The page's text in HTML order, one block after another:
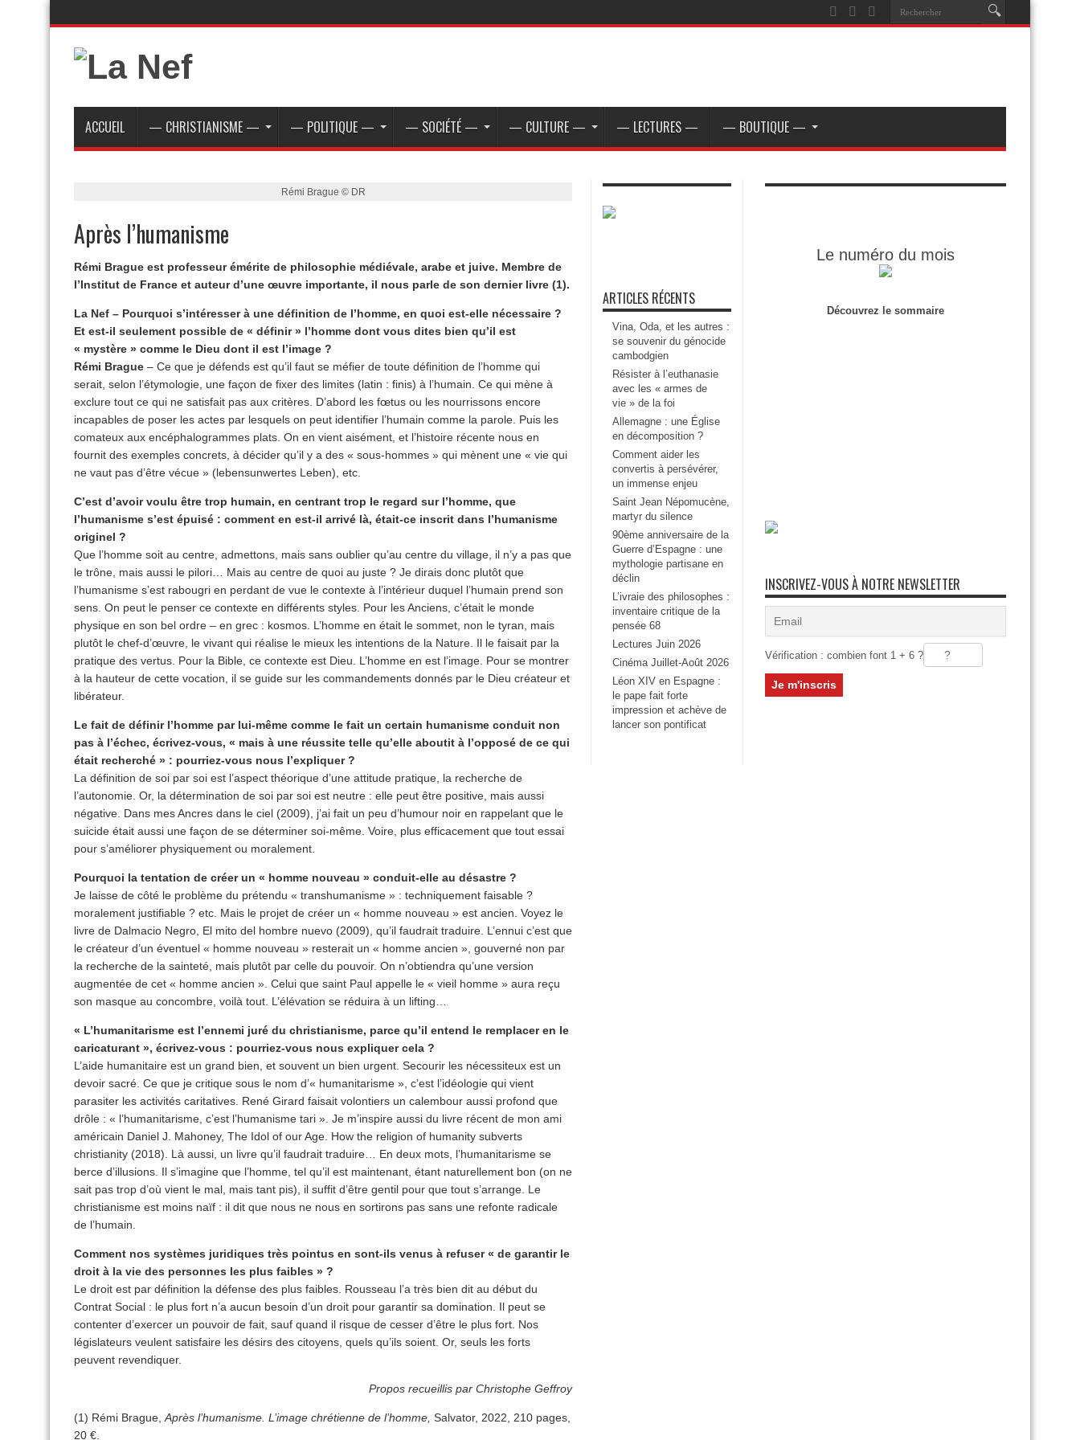
ACCUEIL — CHRISTIANISME — — POLITIQUE — — SOCIÉTÉ — — CULTURE — — LECTURES — — BOUTIQUE —
Rémi Brague © DR
Après l’humanisme
Rémi Brague est professeur émérite de philosophie médiévale, arabe et juive. Membre de
l’Institut de France et auteur d’une œuvre importante, il nous parle de son dernier livre (1).
La Nef – Pourquoi s’intéresser à une définition de l’homme, en quoi est-elle nécessaire ?
Et est-il seulement possible de « définir » l’homme dont vous dites bien qu’il est
« mystère » comme le Dieu dont il est l’image ?
Rémi Brague – Ce que je défends est qu’il faut se méfier de toute définition de l’homme qui
serait, selon l’étymologie, une façon de fixer des limites (latin : finis) à l’humain. Ce qui mène à
exclure tout ce qui ne satisfait pas aux critères. D’abord les fœtus ou les nourrissons encore
incapables de poser les actes par lesquels on peut identifier l’humain comme la parole. Puis les
comateux aux encéphalogrammes plats. On en vient aisément, et l’histoire récente nous en
fournit des exemples concrets, à décider qu’il y a des « sous-hommes » qui mènent une « vie qui
ne vaut pas d’être vécue » (lebensunwertes Leben), etc.
C’est d’avoir voulu être trop humain, en centrant trop le regard sur l’homme, que
l’humanisme s’est épuisé : comment en est-il arrivé là, était-ce inscrit dans l’humanisme
originel ?
Que l’homme soit au centre, admettons, mais sans oublier qu’au centre du village, il n’y a pas que
le trône, mais aussi le pilori… Mais au centre de quoi au juste ? Je dirais donc plutôt que
l’humanisme s’est rabougri en perdant de vue le contexte à l’intérieur duquel l’humain prend son
sens. On peut le penser ce contexte en différents styles. Pour les Anciens, c’était le monde
physique en son bel ordre – en grec : kosmos. L’homme en était le sommet, non le tyran, mais
plutôt le chef-d’œuvre, le vivant qui réalise le mieux les intentions de la Nature. Il le faisait par la
pratique des vertus. Pour la Bible, ce contexte est Dieu. L’homme en est l’image. Pour se montrer
à la hauteur de cette vocation, il se guide sur les commandements donnés par le Dieu créateur et
libérateur.
Le fait de définir l’homme par lui-même comme le fait un certain humanisme conduit non
pas à l’échec, écrivez-vous, « mais à une réussite telle qu’elle aboutit à l’opposé de ce qui
était recherché » : pourriez-vous nous l’expliquer ?
La définition de soi par soi est l’aspect théorique d’une attitude pratique, la recherche de
l’autonomie. Or, la détermination de soi par soi est neutre : elle peut être positive, mais aussi
négative. Dans mes Ancres dans le ciel (2009), j’ai fait un peu d’humour noir en rappelant que le
suicide était aussi une façon de se déterminer soi-même. Voire, plus efficacement que tout essai
pour s’améliorer physiquement ou moralement.
Pourquoi la tentation de créer un « homme nouveau » conduit-elle au désastre ?
Je laisse de côté le problème du prétendu « transhumanisme » : techniquement faisable ?
moralement justifiable ? etc. Mais le projet de créer un « homme nouveau » est ancien. Voyez le
livre de Dalmacio Negro, El mito del hombre nuevo (2009), qu’il faudrait traduire. L’ennui c’est que
le créateur d’un éventuel « homme nouveau » resterait un « homme ancien », gouverné non par
la recherche de la sainteté, mais plutôt par celle du pouvoir. On n’obtiendra qu’une version
augmentée de cet « homme ancien ». Celui que saint Paul appelle le « vieil homme » aura reçu
son masque au concombre, voilà tout. L’élévation se réduira à un lifting…
« L’humanitarisme est l’ennemi juré du christianisme, parce qu’il entend le remplacer en le
caricaturant », écrivez-vous : pourriez-vous nous expliquer cela ?
L’aide humanitaire est un grand bien, et souvent un bien urgent. Secourir les nécessiteux est un
devoir sacré. Ce que je critique sous le nom d’« humanitarisme », c’est l’idéologie qui vient
parasiter les activités caritatives. René Girard faisait volontiers un calembour aussi profond que
drôle : « l’humanitarisme, c’est l’humanisme tari ». Je m’inspire aussi du livre récent de mon ami
américain Daniel J. Mahoney, The Idol of our Age. How the religion of humanity subverts
christianity (2018). Là aussi, un livre qu’il faudrait traduire… En deux mots, l’humanitarisme se
berce d’illusions. Il s’imagine que l’homme, tel qu’il est maintenant, étant naturellement bon (on ne
sait pas trop d’où vient le mal, mais tant pis), il suffit d’être gentil pour que tout s’arrange. Le
christianisme est moins naïf : il dit que nous ne nous en sortirons pas sans une refonte radicale
de l’humain.
Comment nos systèmes juridiques très pointus en sont-ils venus à refuser « de garantir le
droit à la vie des personnes les plus faibles » ?
Le droit est par définition la défense des plus faibles. Rousseau l’a très bien dit au début du
Contrat Social : le plus fort n’a aucun besoin d’un droit pour garantir sa domination. Il peut se
contenter d’exercer un pouvoir de fait, sauf quand il risque de cesser d’être le plus fort. Nos
législateurs veulent satisfaire les désirs des citoyens, quels qu’ils soient. Or, seuls les forts
peuvent revendiquer.
Propos recueillis par Christophe Geffroy
(1) Rémi Brague, Après l’humanisme. L’image chrétienne de l’homme, Salvator, 2022, 210 pages,
20 €.
ARTICLES RÉCENTS
Vina, Oda, et les autres :
se souvenir du génocide
cambodgien
Résister à l’euthanasie
avec les « armes de
vie » de la foi
Allemagne : une Église
en décomposition ?
Comment aider les
convertis à persévérer,
un immense enjeu
Saint Jean Népomucène,
martyr du silence
90ème anniversaire de la
Guerre d’Espagne : une
mythologie partisane en
déclin
L’ivraie des philosophes :
inventaire critique de la
pensée 68
Lectures Juin 2026
Cinéma Juillet-Août 2026
Léon XIV en Espagne :
le pape fait forte
impression et achève de
lancer son pontificat
Le numéro du mois
Découvrez le sommaire
INSCRIVEZ-VOUS À NOTRE NEWSLETTER
Vérification : combien font 1 + 6 ?